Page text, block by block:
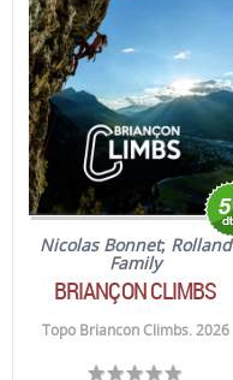
Nicolas Bonnet; Rolland
Family
BRIANÇON CLIMBS
Topo Briancon Climbs. 2026